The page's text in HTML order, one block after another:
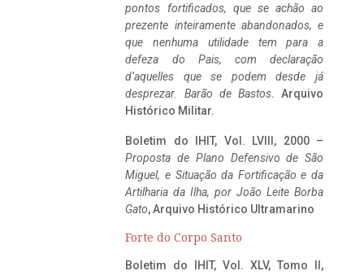
pontos fortificados, que se achão ao
prezente inteiramente abandonados, e
que nenhuma utilidade tem para a
defeza do Pais, com declaração
d’aquelles que se podem desde já
desprezar. Barão de Bastos. Arquivo
Histórico Militar.
Boletim do IHIT, Vol. LVIII, 2000 –
Proposta de Plano Defensivo de São
Miguel, e Situação da Fortificação e da
Artilharia da Ilha, por João Leite Borba
Gato, Arquivo Histórico Ultramarino
Forte do Corpo Santo
Boletim do IHIT, Vol. XLV, Tomo II,